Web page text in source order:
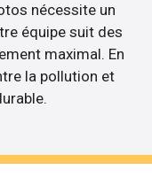
nécessite un
équipe suit des
maximal. En
la pollution et